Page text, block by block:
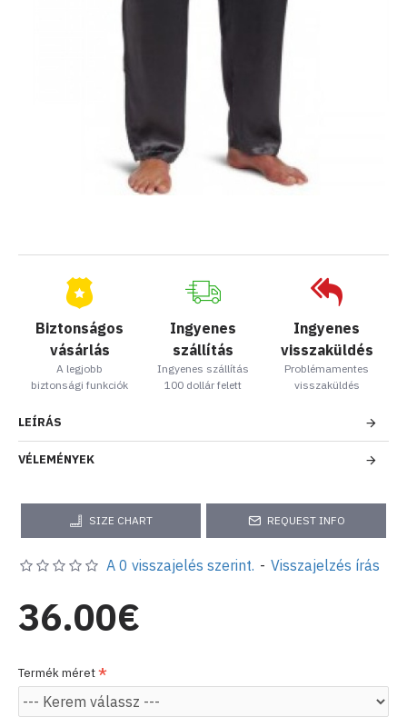
Biztonságos
vásárlás
A legjobb
biztonsági funkciók
Ingyenes
szállítás
Ingyenes szállítás
100 dollár felett
Ingyenes
visszaküldés
Problémamentes
visszaküldés
LEÍRÁS
VÉLEMÉNYEK
SIZE CHART REQUEST INFO
A 0 visszajelés szerint. - Visszajelzés írás
36.00€
Termék méret